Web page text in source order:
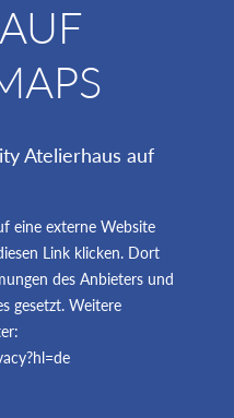
Atelierhaus auf
eine externe Website
Link klicken. Dort
des Anbieters und
gesetzt. Weitere